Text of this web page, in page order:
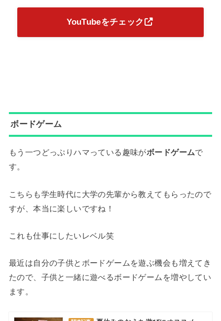
YouTubeをチェック
ボードゲーム
もう一つどっぷりハマっている趣味がボードゲームで
す。
こちらも学生時代に大学の先輩から教えてもらったので
すが、本当に楽しいですね！
これも仕事にしたいレベル笑
最近は自分の子供とボードゲームを遊ぶ機会も増えてき
たので、子供と一緒に遊べるボードゲームを増やしてい
ます。